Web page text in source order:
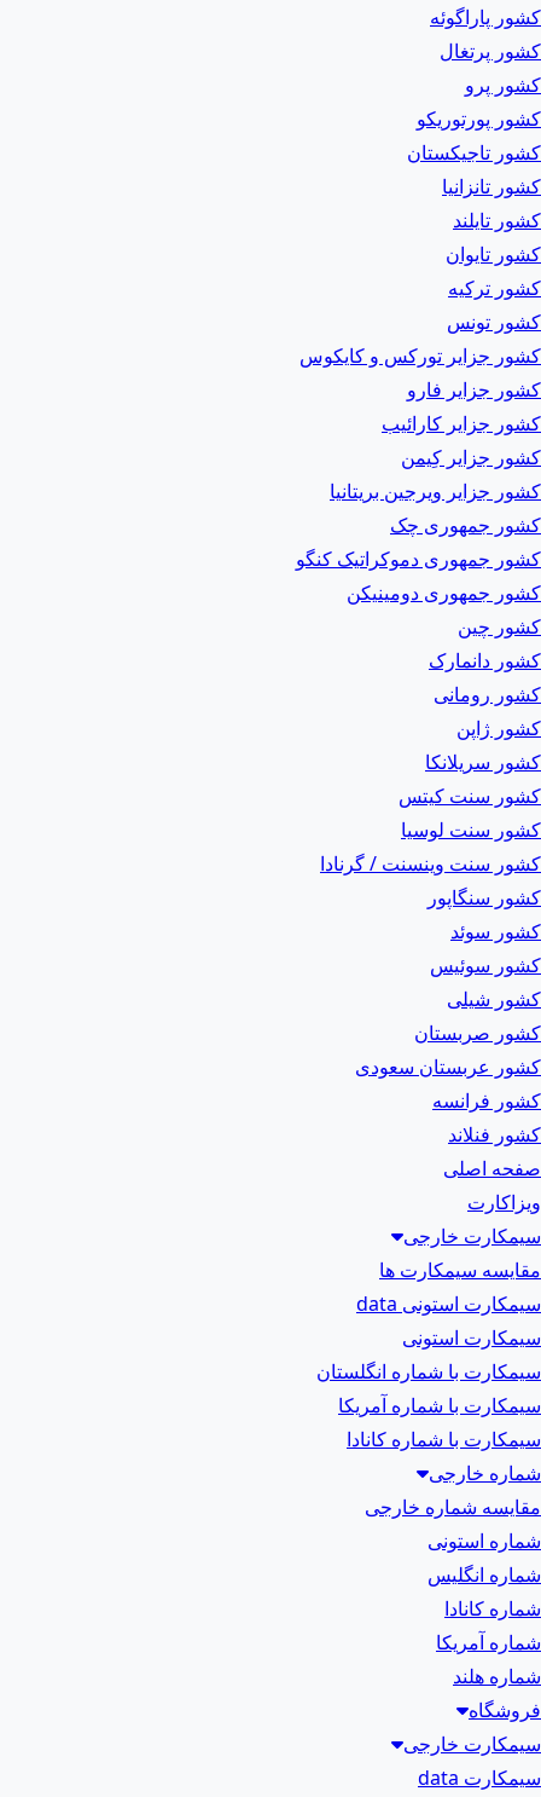
کشور پاراگوئه
کشور پرتغال
کشور پرو
کشور پورتوریکو
کشور تاجیکستان
کشور تانزانیا
کشور تایلند
کشور تایوان
کشور ترکیه
کشور تونس
کشور جزایر تورکس و کایکوس
کشور جزایر فارو
کشور جزایر کارائیب
کشور جزایر کِیمن
کشور جزایر ویرجین بریتانیا
کشور جمهوری چک
کشور جمهوری دموکراتیک کنگو
کشور جمهوری دومینیکن
کشور چین
کشور دانمارک
کشور رومانی
کشور ژاپن
کشور سریلانکا
کشور سنت کیتس
کشور سنت لوسیا
کشور سنت وینسنت / گرنادا
کشور سنگاپور
کشور سوئد
کشور سوئیس
کشور شیلی
کشور صربستان
کشور عربستان سعودی
کشور فرانسه
کشور فنلاند
صفحه اصلی
ویزاکارت
سیمکارت خارجی
مقایسه سیمکارت ها
سیمکارت استونی data
سیمکارت استونی
سیمکارت با شماره انگلستان
سیمکارت با شماره آمریکا
سیمکارت با شماره کانادا
شماره خارجی
مقایسه شماره خارجی
شماره استونی
شماره انگلیس
شماره کانادا
شماره آمریکا
شماره هلند
فروشگاه
سیمکارت خارجی
سیمکارت data